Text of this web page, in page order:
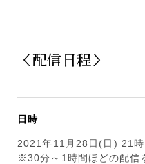
＜配信日程＞
日時
2021年11月28日(日) 21時
※30分～1時間ほどの配信